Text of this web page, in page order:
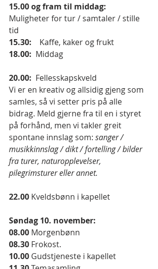
15.00 og fram til middag:
Muligheter for tur / samtaler / stille
tid
15.30: Kaffe, kaker og frukt
18.00: Middag
20.00: Fellesskapskveld
Vi er en kreativ og allsidig gjeng som
samles, så vi setter pris på alle
bidrag. Meld gjerne fra til en i styret
på forhånd, men vi takler greit
spontane innslag som: sanger /
musikkinnslag / dikt / fortelling / bilder
fra turer, naturopplevelser,
pilegrimsturer eller annet.
22.00 Kveldsbønn i kapellet
Søndag 10. november:
08.00 Morgenbønn
08.30 Frokost.
10.00 Gudstjeneste i kapellet